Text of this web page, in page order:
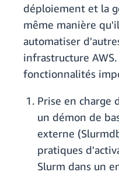
déploiement et la
même manière
automatiser
infrastructure
fonctionnalités
Prise en charge
un démon de
externe
pratiques
Slurm dans un